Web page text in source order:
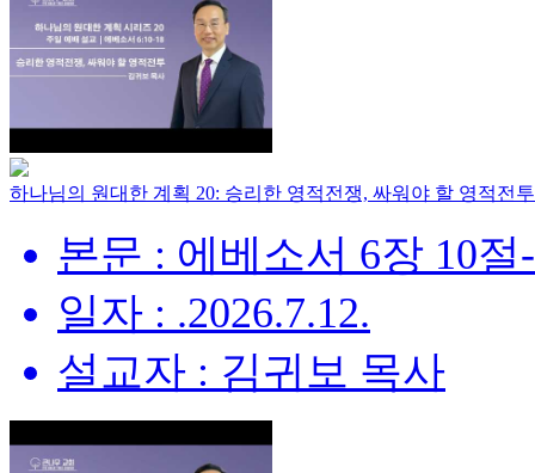
하나님의 원대한 계획 20: 승리한 영적전쟁, 싸워야 할 영적전투
본문 : 에베소서 6장 10절
일자 : .2026.7.12.
설교자 : 김귀보 목사